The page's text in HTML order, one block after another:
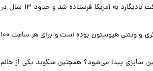
دوران جوانی به مدت ۱۰ ساله به دبی نقل مکان کرد و آنجا از طریق شرکت بادیگارد به آمریکا فرستاده شد و حدود ۱۳ سال در
در هالیوود محافظ شخصیت هایی مثل جنیفر لوپز، نیکلاس کیج، ماریا کری و ویتنی هیوستون بوده است و برای هر ساعت ۱۰۰
سایزی پیدا می‌شود؟ همچنین میگوید یکی از خانم